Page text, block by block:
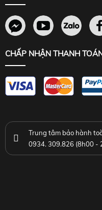
CHẤP NHẬN THANH
Trung tâm bảo hành
0934. 309.826 (8h00 -